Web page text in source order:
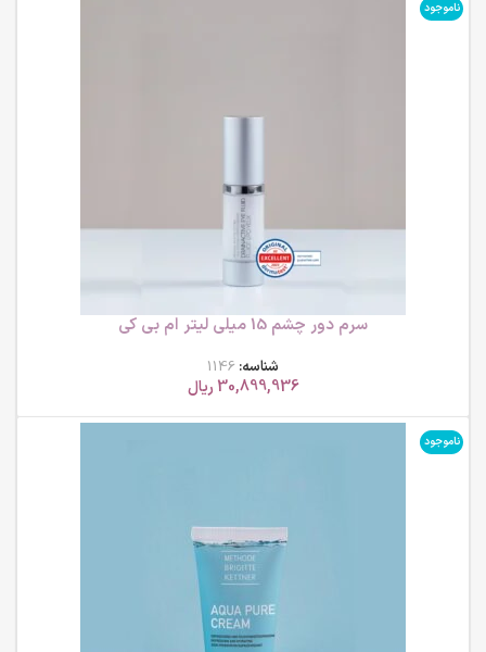
ناموجود
سرم دور چشم 15 میلی لیتر ام بی کی
شناسه: 1146
30,899,936 ریال
ناموجود